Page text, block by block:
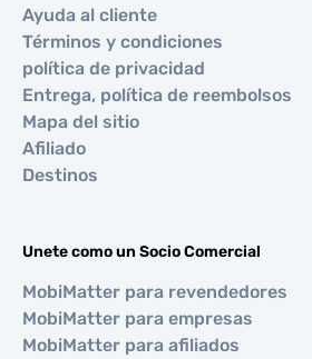
Ayuda al cliente
Términos y condiciones
política de privacidad
Entrega, política de reembolsos
Mapa del sitio
Afiliado
Destinos
Unete como un Socio Comercial
MobiMatter para revendedores
MobiMatter para empresas
MobiMatter para afiliados